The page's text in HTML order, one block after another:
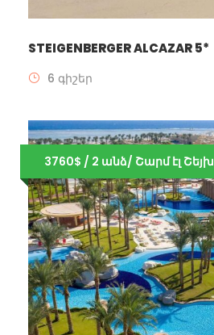
STEIGENBERGER ALCAZAR 5*
6 գիշեր
3760$ / 2 անձ/ Շարմ էլ Շեյխ